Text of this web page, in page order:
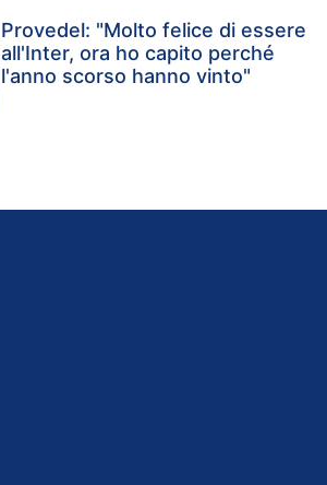
Provedel: "Molto felice di essere
all'Inter, ora ho capito perché
l'anno scorso hanno vinto"